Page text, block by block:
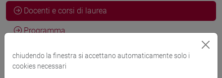
Docenti e corsi di laurea
Programma
Docenti
chiudendo la finestra si accettano automaticamente solo i
cookies necessari